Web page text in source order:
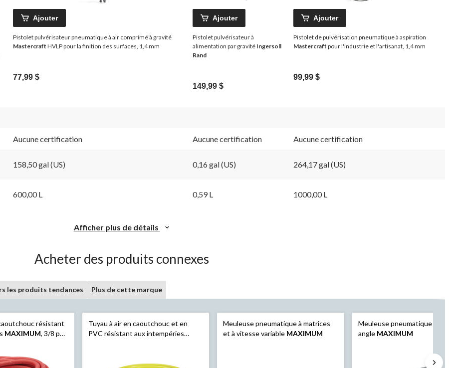
Ajouter
Pistolet pulvérisateur pneumatique à air comprimé à gravité
Mastercraft HVLP pour la finition des surfaces, 1,4 mm
77,99 $
Ajouter
Pistolet pulvérisateur à
alimentation par gravité Ingersoll
Rand
149,99 $
Ajouter
Pistolet de pulvérisation pneumatique à aspiration
Mastercraft pour l'industrie et l'artisanat, 1,4 mm
99,99 $
Aucune certification Aucune certification Aucune certification
158,50 gal (US) 0,16 gal (US) 264,17 gal (US)
600,00 L 0,59 L 1000,00 L
Afficher plus de détails
Acheter des produits connexes
les produits tendances Plus de cette marque
résistant
MAXIMUM, 3/8 po
Tuyau à air en caoutchouc et en
PVC résistant aux intempéries
Meuleuse pneumatique à matrices
et à vitesse variable MAXIMUM
Meuleuse pneumatique à
angle MAXIMUM